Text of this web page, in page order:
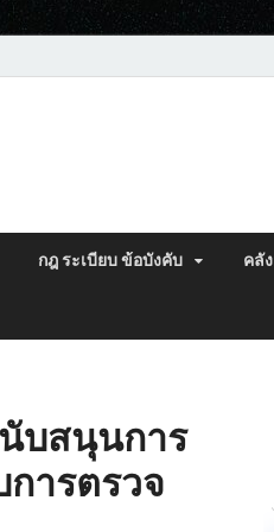
กฎ ระเบียบ ข้อบังคับ คลั
บสนุนการ
ารตรวจ